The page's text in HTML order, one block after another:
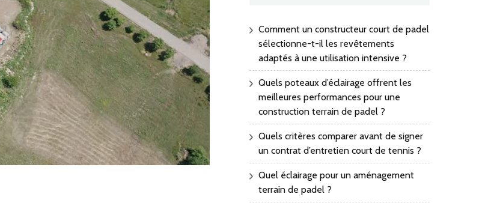
Comment un constructeur court de padel
sélectionne-t-il les revêtements
adaptés à une utilisation intensive ?
Quels poteaux d’éclairage offrent les
meilleures performances pour une
construction terrain de padel ?
Quels critères comparer avant de signer
un contrat d’entretien court de tennis ?
Quel éclairage pour un aménagement
terrain de padel ?